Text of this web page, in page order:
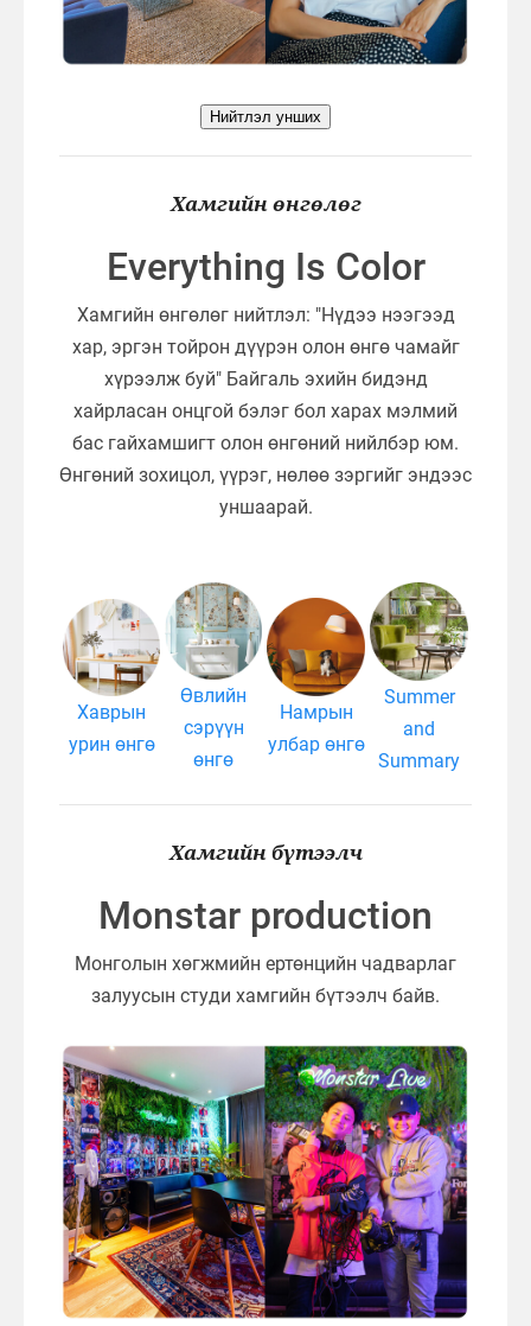
Нийтлэл унших
Хамгийн өнгөлөг
Everything Is Color
Хамгийн өнгөлөг нийтлэл: "Нүдээ нээгээд
хар, эргэн тойрон дүүрэн олон өнгө чамайг
хүрээлж буй" Байгаль эхийн бидэнд
хайрласан онцгой бэлэг бол харах мэлмий
бас гайхамшигт олон өнгөний нийлбэр юм.
Өнгөний зохицол, үүрэг, нөлөө зэргийг эндээс
уншаарай.
Хаврын
урин өнгө
Өвлийн
сэрүүн
өнгө
Намрын
улбар өнгө
Summer
and
Summary
Хамгийн бүтээлч
Monstar production
Монголын хөгжмийн ертөнцийн чадварлаг
залуусын студи хамгийн бүтээлч байв.